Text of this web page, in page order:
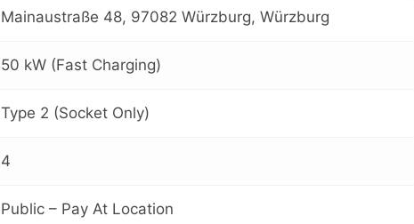
Mainaustraße 48, 97082 Würzburg, Würzburg
50 kW (Fast Charging)
Type 2 (Socket Only)
4
Public – Pay At Location